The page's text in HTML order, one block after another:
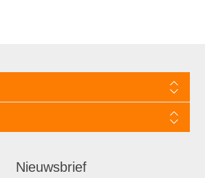
Nieuwsbrief